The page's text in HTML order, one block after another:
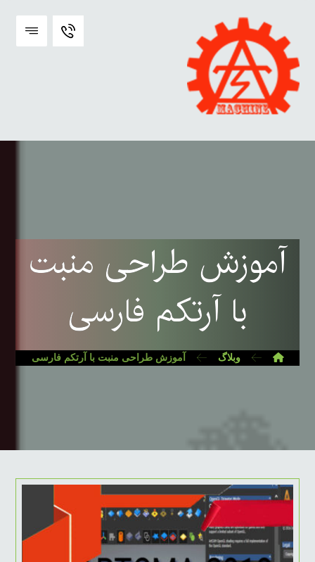
آموزش طراحی منبت
با آرتکم فارسی
وبلاگ آموزش طراحی منبت با آرتکم فارسی